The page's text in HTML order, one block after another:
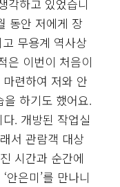
각하고 있었습니
동안 저에게 장
무용계 역사상
은 이번이 처음이
련하여 저와 안
하기도 했어요.
. 개방된 작업실
서 관람객 대상
시간과 순간에
은미’를 만나니